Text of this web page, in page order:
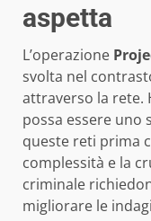
aspetta
L’operazione
svolta nel
attraverso la rete.
possa essere
queste reti prima
complessità e la
criminale
migliorare le